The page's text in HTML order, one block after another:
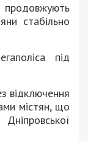
стабільно
під
відключення
містян, що